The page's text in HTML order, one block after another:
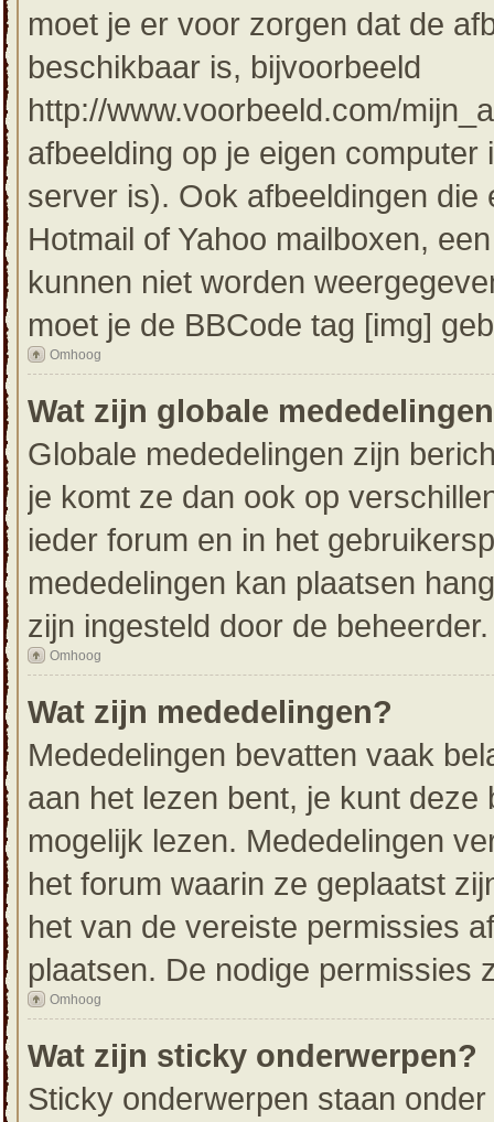
moet je er voor zorgen dat de
beschikbaar is, bijvoorbeeld
http://www.voorbeeld.com/
afbeelding op je eigen
server is). Ook afbeeldingen
Hotmail of Yahoo mailboxen,
kunnen niet worden
moet je de BBCode tag [img]
Omhoog
Wat zijn globale
Globale mededelingen zijn
je komt ze dan ook op
ieder forum en in het
mededelingen kan plaatsen
zijn ingesteld door de beheerder.
Omhoog
Wat zijn mededelingen?
Mededelingen bevatten vaak
aan het lezen bent, je kunt
mogelijk lezen. Mededelingen
het forum waarin ze geplaatst
het van de vereiste permissies
plaatsen. De nodige permissies
Omhoog
Wat zijn sticky onderwerpen?
Sticky onderwerpen staan